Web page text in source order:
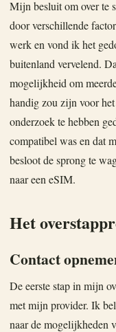
Mijn besluit om over te
door verschillende
werk en vond ik het
buitenland vervelend.
mogelijkheid om
handig zou zijn voor
onderzoek te hebben
compatibel was en dat
besloot de sprong te
naar een eSIM.
Het
Contact
De eerste stap in mijn
met mijn provider. Ik
naar de mogelijkheden